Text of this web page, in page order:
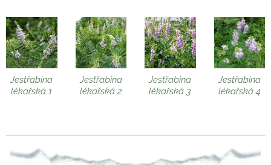
Jestřabina
lékařská 1
Jestřabina
lékařská 2
Jestřabina
lékařská 3
Jestřabina
lékařská 4